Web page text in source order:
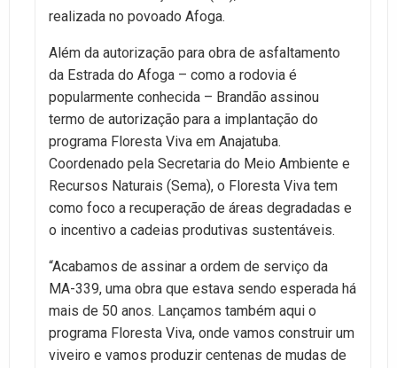
realizada no povoado Afoga.
Além da autorização para obra de asfaltamento
da Estrada do Afoga – como a rodovia é
popularmente conhecida – Brandão assinou
termo de autorização para a implantação do
programa Floresta Viva em Anajatuba.
Coordenado pela Secretaria do Meio Ambiente e
Recursos Naturais (Sema), o Floresta Viva tem
como foco a recuperação de áreas degradadas e
o incentivo a cadeias produtivas sustentáveis.
“Acabamos de assinar a ordem de serviço da
MA-339, uma obra que estava sendo esperada há
mais de 50 anos. Lançamos também aqui o
programa Floresta Viva, onde vamos construir um
viveiro e vamos produzir centenas de mudas de